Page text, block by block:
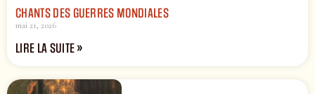
CHANTS DES GUERRES MONDIALES
mai 21, 2026
LIRE LA SUITE »